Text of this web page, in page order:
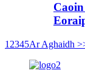
1 2345Ar Aghaidh >